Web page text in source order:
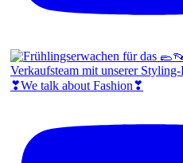
❣We talk about Fashion❣